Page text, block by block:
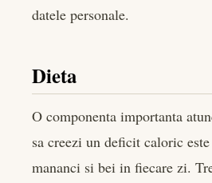
datele personale.
Dieta
O componenta importanta
sa creezi un deficit caloric
mananci si bei in fiecare zi.